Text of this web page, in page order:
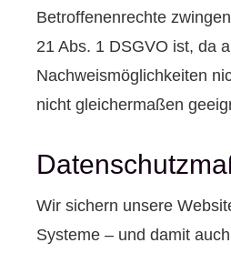
Betroffenenrechte
21 Abs. 1 DSGVO ist, da
Nachweismöglichkeiten
nicht gleichermaßen
Wir sichern unsere
Systeme – und damit